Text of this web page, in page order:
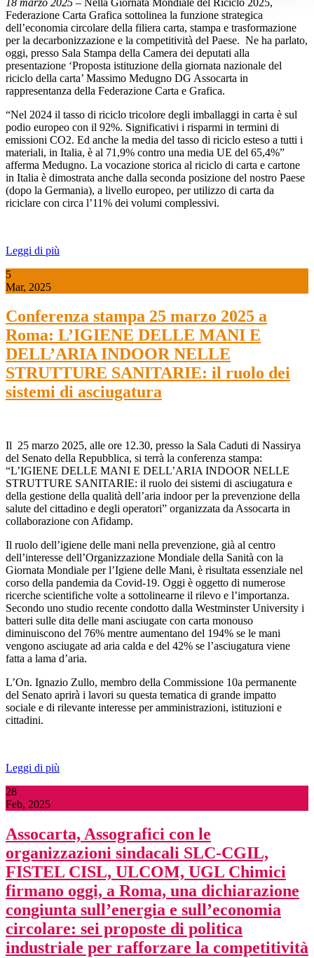
Federazione Carta Grafica sottolinea la funzione strategica
dell’economia circolare della filiera carta, stampa e trasformazione
per la decarbonizzazione e la competitività del Paese. Ne ha parlato,
oggi, presso Sala Stampa della Camera dei deputati alla
presentazione ‘Proposta istituzione della giornata nazionale del
riciclo della carta’ Massimo Medugno DG Assocarta in
rappresentanza della Federazione Carta e Grafica.
“Nel 2024 il tasso di riciclo tricolore degli imballaggi in carta è sul
podio europeo con il 92%. Significativi i risparmi in termini di
emissioni CO2. Ed anche la media del tasso di riciclo esteso a tutti i
materiali, in Italia, è al 71,9% contro una media UE del 65,4%”
afferma Medugno. La vocazione storica al riciclo di carta e cartone
in Italia è dimostrata anche dalla seconda posizione del nostro Paese
(dopo la Germania), a livello europeo, per utilizzo di carta da
riciclare con circa l’11% dei volumi complessivi.
Leggi di più
5
Mar, 2025
Conferenza stampa 25 marzo 2025 a
Roma: L’IGIENE DELLE MANI E
DELL’ARIA INDOOR NELLE
STRUTTURE SANITARIE: il ruolo dei
sistemi di asciugatura
Il 25 marzo 2025, alle ore 12.30, presso la Sala Caduti di Nassirya
del Senato della Repubblica, si terrà la conferenza stampa:
“L’IGIENE DELLE MANI E DELL’ARIA INDOOR NELLE
STRUTTURE SANITARIE: il ruolo dei sistemi di asciugatura e
della gestione della qualità dell’aria indoor per la prevenzione della
salute del cittadino e degli operatori” organizzata da Assocarta in
collaborazione con Afidamp.
Il ruolo dell’igiene delle mani nella prevenzione, già al centro
dell’interesse dell’Organizzazione Mondiale della Sanità con la
Giornata Mondiale per l’Igiene delle Mani, è risultata essenziale nel
corso della pandemia da Covid-19. Oggi è oggetto di numerose
ricerche scientifiche volte a sottolinearne il rilevo e l’importanza.
Secondo uno studio recente condotto dalla Westminster University i
batteri sulle dita delle mani asciugate con carta monouso
diminuiscono del 76% mentre aumentano del 194% se le mani
vengono asciugate ad aria calda e del 42% se l’asciugatura viene
fatta a lama d’aria.
L’On. Ignazio Zullo, membro della Commissione 10a permanente
del Senato aprirà i lavori su questa tematica di grande impatto
sociale e di rilevante interesse per amministrazioni, istituzioni e
cittadini.
Leggi di più
28
Feb, 2025
Assocarta, Assografici con le
organizzazioni sindacali SLC-CGIL,
FISTEL CISL, ULCOM, UGL Chimici
firmano oggi, a Roma, una dichiarazione
congiunta sull’energia e sull’economia
circolare: sei proposte di politica
industriale per rafforzare la competitività